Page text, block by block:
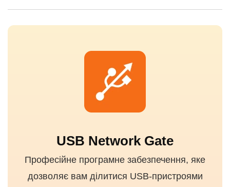
USB Network Gate
Професійне програмне забезпечення, яке
дозволяє вам ділитися USB-пристроями